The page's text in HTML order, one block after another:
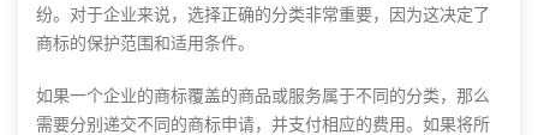
纷。对于企业来说，选择正确的分类非常重要，因为这决定了
商标的保护范围和适用条件。
如果一个企业的商标覆盖的商品或服务属于不同的分类，那么
需要分别递交不同的商标申请，并支付相应的费用。如果将所